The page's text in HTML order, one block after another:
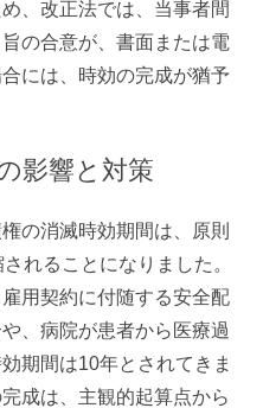
、改正法では、当事者間
の合意が、書面または電
には、時効の完成が猶予
影響と対策
の消滅時効期間は、原則
れることになりました。
用契約に付随する安全配
、病院が患者から医療過
期間は10年とされてきま
成は、主観的起算点から